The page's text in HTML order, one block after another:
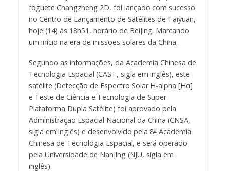
foguete Changzheng 2D, foi lançado com sucesso
no Centro de Lançamento de Satélites de Taiyuan,
hoje (14) às 18h51, horário de Beijing. Marcando
um início na era de missões solares da China.
Segundo as informações, da Academia Chinesa de
Tecnologia Espacial (CAST, sigla em inglês), este
satélite (Detecção de Espectro Solar H-alpha [Hα]
e Teste de Ciência e Tecnologia de Super
Plataforma Dupla Satélite) foi aprovado pela
Administração Espacial Nacional da China (CNSA,
sigla em inglês) e desenvolvido pela 8aAcademia
Chinesa de Tecnologia Espacial, e será operado
pela Universidade de Nanjing (NJU, sigla em
inglês).